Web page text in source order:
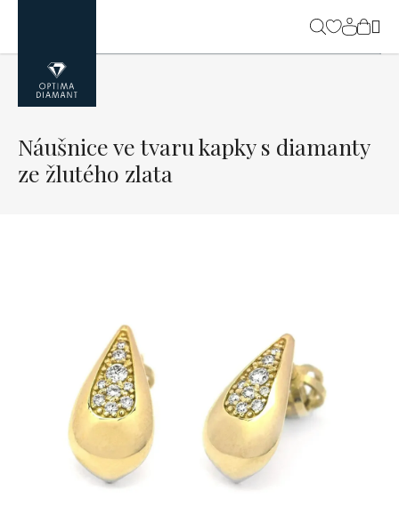
obsah
Náušnice ve tvaru kapky s diamanty
ze žlutého zlata